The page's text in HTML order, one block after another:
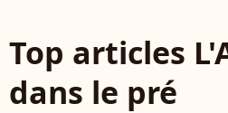
Top articles
dans le pré